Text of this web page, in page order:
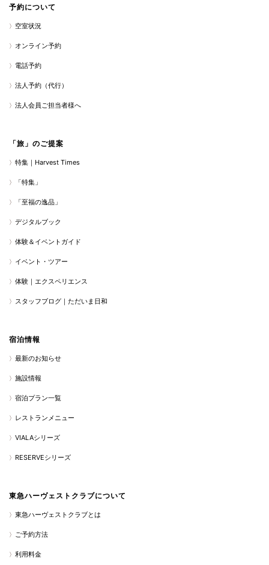
予約について
空室状況
オンライン予約
電話予約
法人予約（代行）
法人会員ご担当者様へ
「旅」のご提案
特集｜Harvest Times
「特集」
「至福の逸品」
デジタルブック
体験＆イベントガイド
イベント・ツアー
体験｜エクスペリエンス
スタッフブログ｜ただいま日和
宿泊情報
最新のお知らせ
施設情報
宿泊プラン一覧
レストランメニュー
VIALAシリーズ
RESERVEシリーズ
東急ハーヴェストクラブについて
東急ハーヴェストクラブとは
ご予約方法
利用料金